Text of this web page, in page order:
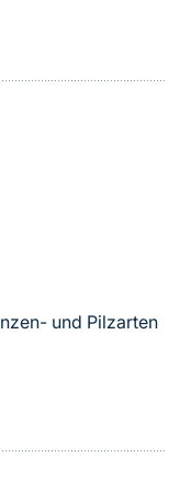
und Pilzarten